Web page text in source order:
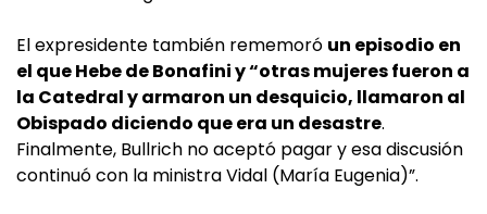
El expresidente también rememoró un episodio en
el que Hebe de Bonafini y “otras mujeres fueron a
la Catedral y armaron un desquicio, llamaron al
Obispado diciendo que era un desastre.
Finalmente, Bullrich no aceptó pagar y esa discusión
continuó con la ministra Vidal (María Eugenia)”.